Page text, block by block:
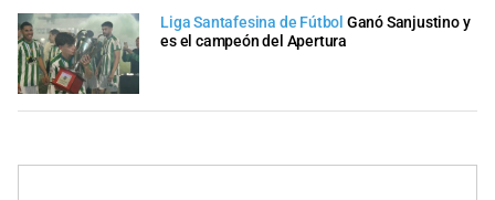
Liga Santafesina de Fútbol Ganó Sanjustino y
es el campeón del Apertura